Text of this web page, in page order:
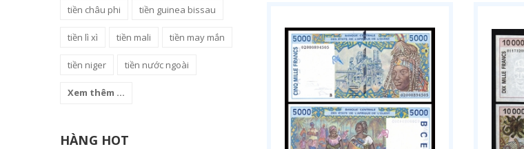
tiền châu phi tiền guinea bissau
tiền lì xì tiền mali tiền may mắn
tiền niger tiền nước ngoài
Xem thêm ...
HÀNG HOT